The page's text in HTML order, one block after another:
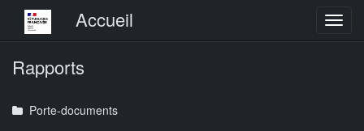
Menu principalAccueil
Rapports
Porte-documents